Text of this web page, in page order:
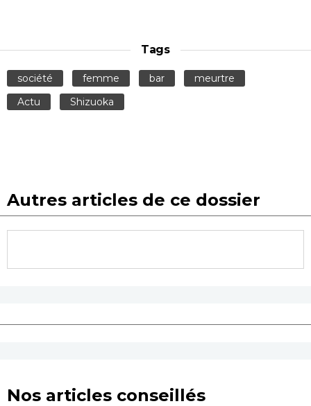
Tags
société femme bar
meurtre
Actu
Shizuoka
Autres articles de ce dossier
Nos articles conseillés